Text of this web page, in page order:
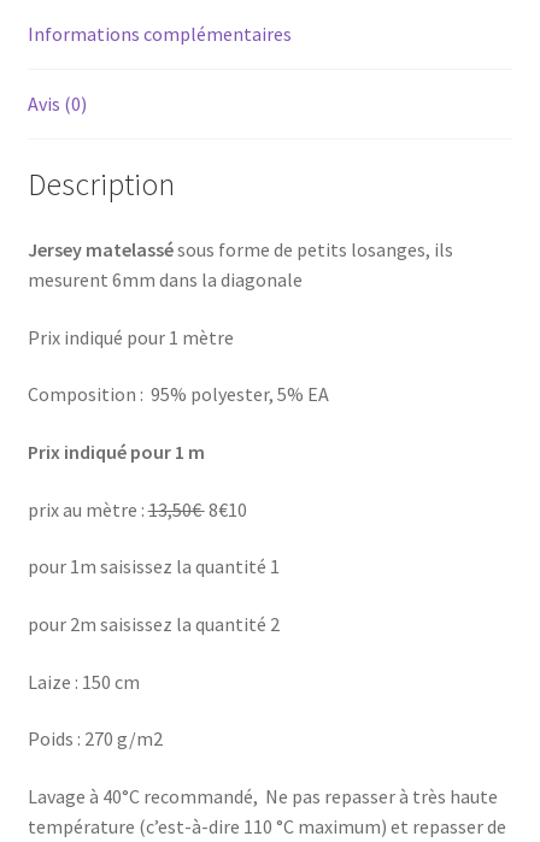
Informations complémentaires
Avis (0)
Description
Jersey matelassésous forme de petits losanges, ils
mesurent 6mm dans la diagonale
Prix indiqué pour 1 mètre
Composition : 95% polyester, 5% EA
Prix indiqué pour 1 m
prix au mètre :13,50€8€10
pour 1m saisissez la quantité 1
pour 2m saisissez la quantité 2
Laize : 150 cm
Poids : 270 g/m2
Lavage à 40°C recommandé, Ne pas repasser à très haute
température (c’est-à-dire 110 °C maximum) et repasser de